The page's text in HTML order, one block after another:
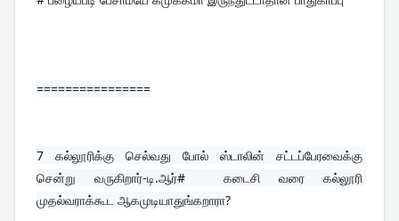
================
7 கல்லூரிக்கு செல்வது போல் ஸ்டாலின் சட்டப்பேரவைக்கு
சென்று வருகிறார்-டி.ஆர்#  கடைசி வரை கல்லூரி
முதல்வராக்கூட ஆகமுடியாதுங்கறாரா?